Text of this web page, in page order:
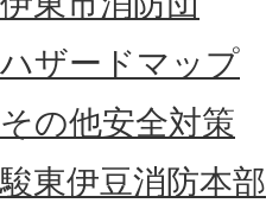
ハザードマップ
その他安全対策
駿東伊豆消防本部